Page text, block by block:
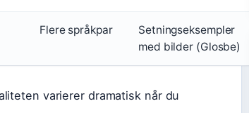
Flere språkpar
Setningseksempler
med bilder (Glosbe)
varierer dramatisk når du